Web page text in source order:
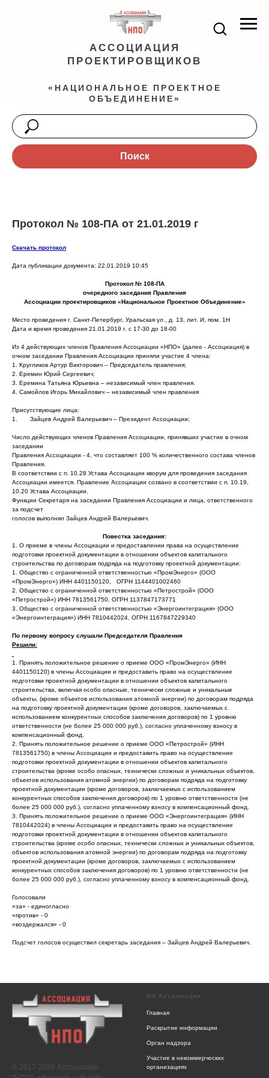
АССОЦИАЦИЯ
ПРОЕКТИРОВЩИКОВ
«НАЦИОНАЛЬНОЕ ПРОЕКТНОЕ
ОБЪЕДИНЕНИЕ»
Поиск
Протокол № 108-ПА от 21.01.2019 г
Скачать протокол
Дата публикации документа: 22.01.2019 10:45
Протокол № 108-ПА
очередного заседания Правления
Ассоциации проектировщиков «Национальное Проектное Объединение»
Место проведения г. Санкт-Петербург, Уральская ул., д. 13, лит. И, пом. 1Н
Дата и время проведения 21.01.2019 г. с 17-30 до 18-00
Из 4 действующих членов Правления Ассоциации «НПО» (далее - Ассоциация) в
очном заседании Правления Ассоциации приняли участие 4 члена:
1. Кругликов Артур Викторович – Председатель правления;
2. Еремин Юрий Сергеевич;
3. Еремина Татьяна Юрьевна – независимый член правления.
4. Самойлов Игорь Михайлович – независимый член правления
Присутствующие лица:
1. Зайцев Андрей Валерьевич – Президент Ассоциации;
Число действующих членов Правления Ассоциации, принявших участие в очном
заседании
Правления Ассоциации - 4, что составляет 100 % количественного состава членов
Правления.
В соответствии с п. 10.28 Устава Ассоциации кворум для проведения заседания
Ассоциации имеется. Правление Ассоциации созвано в соответствии с п. 10.19,
10.20 Устава Ассоциации.
Функции Секретаря на заседании Правления Ассоциации и лица, ответственного
за подсчет
голосов выполнял Зайцев Андрей Валерьевич.
Повестка заседания:
1. О приеме в члены Ассоциации и предоставлении права на осуществление
подготовки проектной документации в отношении объектов капитального
строительства по договорам подряда на подготовку проектной документации:
1. Общество с ограниченной ответственностью «ПромЭнерго» (ООО
«ПромЭнерго») ИНН 4401150120, ОГРН 1144401002460
2. Общество с ограниченной ответственностью «Петрострой» (ООО
«Петрострой») ИНН 7813561750, ОГРН 1137847173771
3. Общество с ограниченной ответственностью «Энергоинтеграция» (ООО
«Энергоинтеграция») ИНН 7810442024, ОГРН 1167847229340
По первому вопросу слушали Председателя Правления
Решили:
1. Принять положительное решение о приеме ООО «ПромЭнерго» (ИНН
4401150120) в члены Ассоциации и предоставить право на осуществление
подготовки проектной документации в отношении объектов капитального
строительства, включая особо опасные, технически сложные и уникальные
объекты, (кроме объектов использования атомной энергии) по договорам подряда
на подготовку проектной документации (кроме договоров, заключаемых с
использованием конкурентных способов заключения договоров) по 1 уровню
ответственности (не более 25 000 000 руб.), согласно уплаченному взносу в
компенсационный фонд.
2. Принять положительное решение о приеме ООО «Петрострой» (ИНН
7813561750) в члены Ассоциации и предоставить право на осуществление
подготовки проектной документации в отношении объектов капитального
строительства (кроме особо опасных, технически сложных и уникальных объектов,
объектов использования атомной энергии) по договорам подряда на подготовку
проектной документации (кроме договоров, заключаемых с использованием
конкурентных способов заключения договоров) по 1 уровню ответственности (не
более 25 000 000 руб.), согласно уплаченному взносу в компенсационный фонд.
3. Принять положительное решение о приеме ООО «Энергоинтеграция» (ИНН
7810442024) в члены Ассоциации и предоставить право на осуществление
подготовки проектной документации в отношении объектов капитального
строительства (кроме особо опасных, технически сложных и уникальных объектов,
объектов использования атомной энергии) по договорам подряда на подготовку
проектной документации (кроме договоров, заключаемых с использованием
конкурентных способов заключения договоров) по 1 уровню ответственности (не
более 25 000 000 руб.), согласно уплаченному взносу в компенсационный фонд.
Голосовали
«за» - единогласно
«против» - 0
«воздержался» - 0
Подсчет голосов осуществил секретарь заседания – Зайцев Андрей Валерьевич.
© 2017-2026 Ассоциация
Об Ассоциации
Главная
Раскрытие информации
Орган надзора
Участие в некоммерческих
организациях